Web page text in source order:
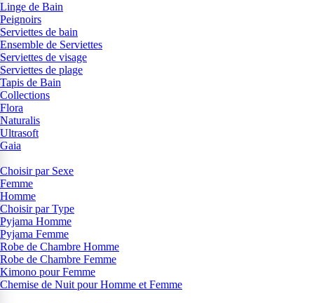
Linge de Bain
Peignoirs
Serviettes de bain
Ensemble de Serviettes
Serviettes de visage
Serviettes de plage
Tapis de Bain
Collections
Flora
Naturalis
Ultrasoft
Gaia
Choisir par Sexe
Femme
Homme
Choisir par Type
Pyjama Homme
Pyjama Femme
Robe de Chambre Homme
Robe de Chambre Femme
Kimono pour Femme
Chemise de Nuit pour Homme et Femme